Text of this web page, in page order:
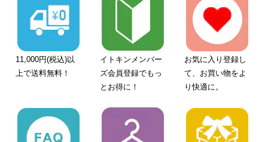
11,000円(税込)以
上で送料無料！
イトキンメンバー
ズ会員登録でもっ
とお得に！
お気に入り登録し
て、お買い物をよ
り快適に。